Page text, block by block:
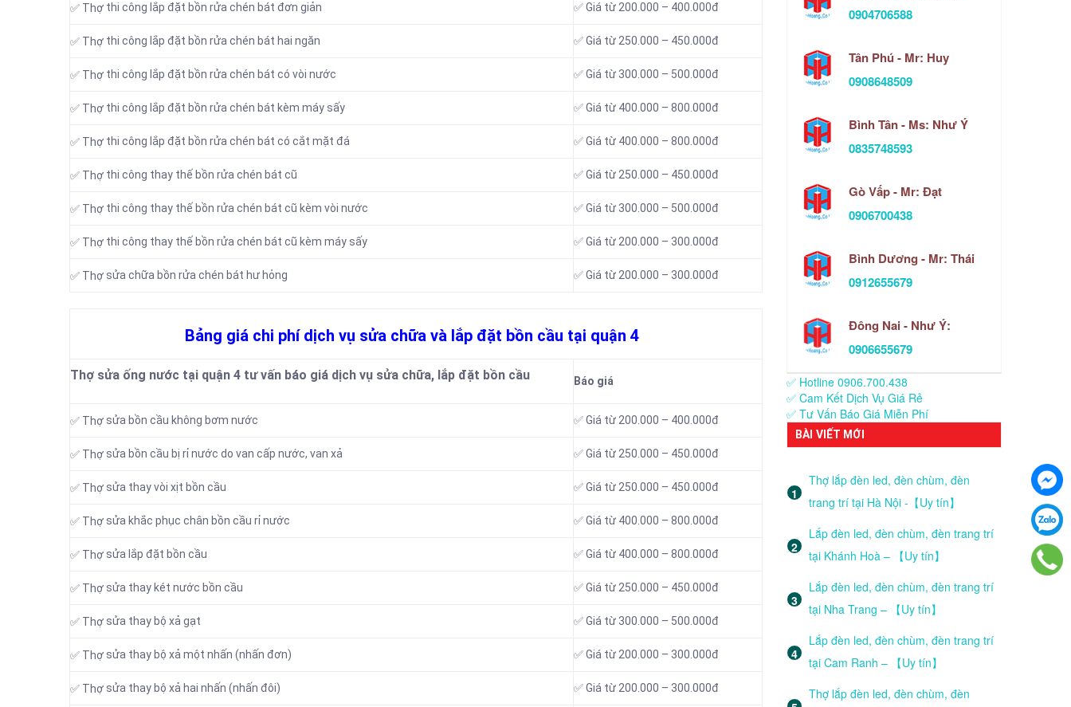
✅ Thợ thi công lắp đặt bồn rửa chén bát đơn giản ✅ Giá từ 200.000 – 400.000đ
✅ Thợ thi công lắp đặt bồn rửa chén bát hai ngăn ✅ Giá từ 250.000 – 450.000đ
✅ Thợ thi công lắp đặt bồn rửa chén bát có vòi nước ✅ Giá từ 300.000 – 500.000đ
✅ Thợ thi công lắp đặt bồn rửa chén bát kèm máy sấy ✅ Giá từ 400.000 – 800.000đ
✅ Thợ thi công lắp đặt bồn rửa chén bát có cắt mặt đá ✅ Giá từ 400.000 – 800.000đ
✅ Thợ thi công thay thế bồn rửa chén bát cũ ✅ Giá từ 250.000 – 450.000đ
✅ Thợ thi công thay thế bồn rửa chén bát cũ kèm vòi nước ✅ Giá từ 300.000 – 500.000đ
✅ Thợ thi công thay thế bồn rửa chén bát cũ kèm máy sấy ✅ Giá từ 200.000 – 300.000đ
✅ Thợ sửa chữa bồn rửa chén bát hư hỏng ✅ Giá từ 200.000 – 300.000đ
Bảng giá chi phí dịch vụ sửa chữa và lắp đặt bồn cầu tại quận 4
Thợ sửa ống nước tại quận 4 tư vấn báo giá dịch vụ sửa chữa, lắp đặt bồn cầu Báo giá
✅ Thợ sửa bồn cầu không bơm nước ✅ Giá từ 200.000 – 400.000đ
✅ Thợ sửa bồn cầu bị rỉ nước do van cấp nước, van xả ✅ Giá từ 250.000 – 450.000đ
✅ Thợ sửa thay vòi xịt bồn cầu ✅ Giá từ 250.000 – 450.000đ
✅ Thợ sửa khắc phục chân bồn cầu rỉ nước ✅ Giá từ 400.000 – 800.000đ
✅ Thợ sửa lắp đặt bồn cầu ✅ Giá từ 400.000 – 800.000đ
✅ Thợ sửa thay két nước bồn cầu ✅ Giá từ 250.000 – 450.000đ
✅ Thợ sửa thay bộ xả gạt ✅ Giá từ 300.000 – 500.000đ
✅ Thợ sửa thay bộ xả một nhấn (nhấn đơn) ✅ Giá từ 200.000 – 300.000đ
✅ Thợ sửa thay bộ xả hai nhấn (nhấn đôi) ✅ Giá từ 200.000 – 300.000đ
0904706588
Tân Phú - Mr: Huy
0908648509
Bình Tân - Ms: Như Ý
0835748593
Gò Vấp - Mr: Đạt
0906700438
Bình Dương - Mr: Thái
0912655679
Đông Nai - Như Ý:
0906655679
✅ Hotline 0906.700.438
✅ Cam Kết Dịch Vụ Giá Rẻ
✅ Tư Vấn Báo Giá Miễn Phí
BÀI VIẾT MỚI
Thợ lắp đèn led, đèn chùm, đèn
trang trí tại Hà Nội -【Uy tín】
Lắp đèn led, đèn chùm, đèn trang trí
tại Khánh Hoà – 【Uy tín】
Lắp đèn led, đèn chùm, đèn trang trí
tại Nha Trang – 【Uy tín】
Lắp đèn led, đèn chùm, đèn trang trí
tại Cam Ranh – 【Uy tín】
Thợ lắp đèn led, đèn chùm, đèn